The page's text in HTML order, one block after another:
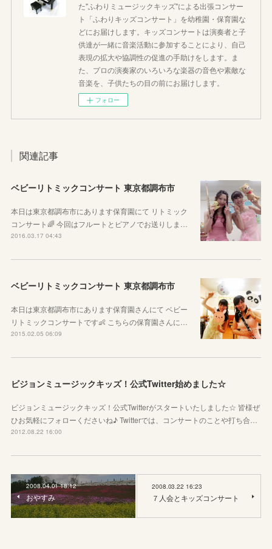
た"ふわりミュージックキッズ"による出張コンサー
ト「ふわりキッズコンサート」を幼稚園・保育園な
どにお届けします。キッズコンサートは演奏者と子
供達が一緒に音楽活動に参加することにより、自己
表現の拡大や協調性の促進の手助けをします。ま
た、プロの演奏家のいろいろな楽器の音色や素敵な
音楽を、子供たちの目の前にお届けします。
フォロー
関連記事
ベビーリトミックコンサート 東京都調布市
本日は東京都調布市にあります保育園にて リトミック
コンサート🌈 今回はフルートとピアノでお送りしま…
2016.03.17 04:43
ベビーリトミックコンサート 東京都調布市
本日は東京都調布市にあります保育園さんにて ベビー
リトミックコンサートです👶 こちらの保育園さんに…
2015.02.05 06:09
ビジョンミュージックキッズ！公式Twitter始めました☆
ビジョンミュージックキッズ！公式Twitterがスタートいたしました☆ 皆様ぜ
ひお気軽にフォローくださいね♪ Twitterでは、コンサートのことや打ち合…
2012.08.22 16:00
2008.04.01 18:12
おやすみ
2008.03.22 16:23
７人会とキッズコンサート